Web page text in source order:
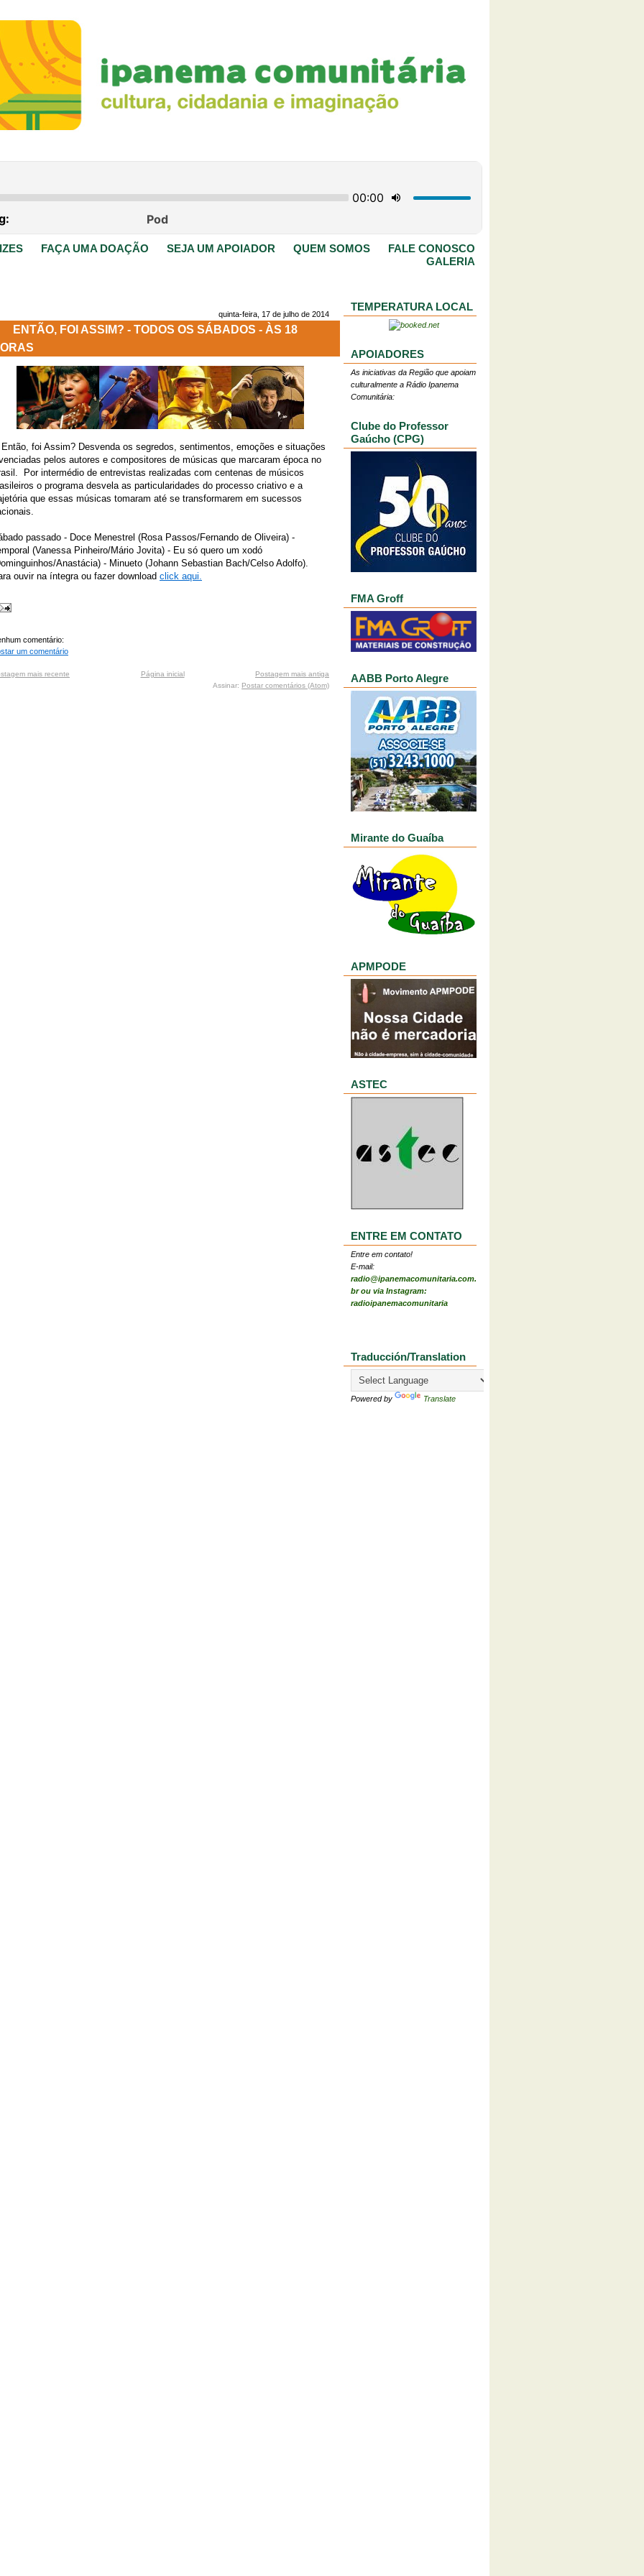
FAÇA UMA DOAÇÃO SEJA UM APOIADOR QUEM SOMOS
FALE CONOSCO
GALERIA
quinta-feira, 17 de julho de 2014
ENTÃO, FOI ASSIM? - TODOS OS SÁBADOS - ÀS 18
foi Assim? Desvenda os segredos, sentimentos, emoções e situações
pelos autores e compositores de músicas que marcaram época no
Por intermédio de entrevistas realizadas com centenas de músicos
o programa desvela as particularidades do processo criativo e a
que essas músicas tomaram até se transformarem em sucessos
passado - Doce Menestrel (Rosa Passos/Fernando de Oliveira) -
(Vanessa Pinheiro/Mário Jovita) - Eu só quero um xodó
Anastácia) - Minueto (Johann Sebastian Bach/Celso Adolfo).
ouvir na íntegra ou fazer download click aqui.
comentário:
um comentário
mais recente Postagem mais antiga
Página inicial
Assinar: Postar comentários (Atom)
TEMPERATURA LOCAL
APOIADORES
As iniciativas da Região que apoiam
culturalmente a Rádio Ipanema
Comunitária:
Clube do Professor
Gaúcho (CPG)
FMA Groff
AABB Porto Alegre
Mirante do Guaíba
APMPODE
ASTEC
ENTRE EM CONTATO
Entre em contato!
E-mail:
radio@ipanemacomunitaria.com.
br ou via Instagram:
radioipanemacomunitaria
Traducción/Translation
Powered by Translate